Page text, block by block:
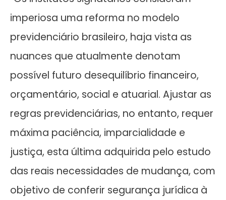
imperiosa uma reforma no modelo
previdenciário brasileiro, haja vista as
nuances que atualmente denotam
possível futuro desequilíbrio financeiro,
orçamentário, social e atuarial. Ajustar as
regras previdenciárias, no entanto, requer
máxima paciência, imparcialidade e
justiça, esta última adquirida pelo estudo
das reais necessidades de mudança, com
objetivo de conferir segurança jurídica à